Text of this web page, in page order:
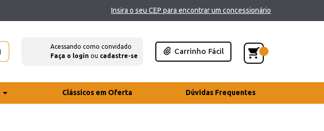
Insira o seu CEP para encontrar um concessionário
Acessando como convidado
Faça o login ou cadastre-se
Carrinho Fácil
Clássicos em Oferta Dúvidas Frequentes